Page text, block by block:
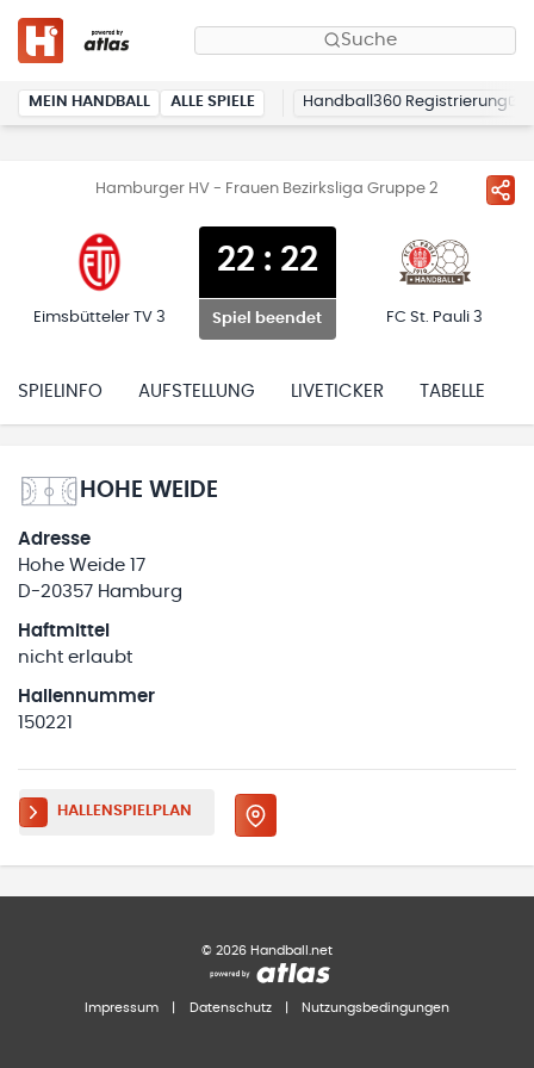
Suche
MEIN HANDBALL ALLE SPIELE Handball360 Registrierung
Hamburger HV - Frauen Bezirksliga Gruppe 2
Eimsbütteler TV 3
22: 22
Spiel beendet FC St. Pauli 3
SPIELINFO AUFSTELLUNG LIVETICKER TABELLE
HOHE WEIDE
Adresse
Hohe Weide 17
D-20357 Hamburg
Haftmittel
nicht erlaubt
Hallennummer
150221
HALLENSPIELPLAN
© 2026 Handball.net
Impressum Datenschutz Nutzungsbedingungen